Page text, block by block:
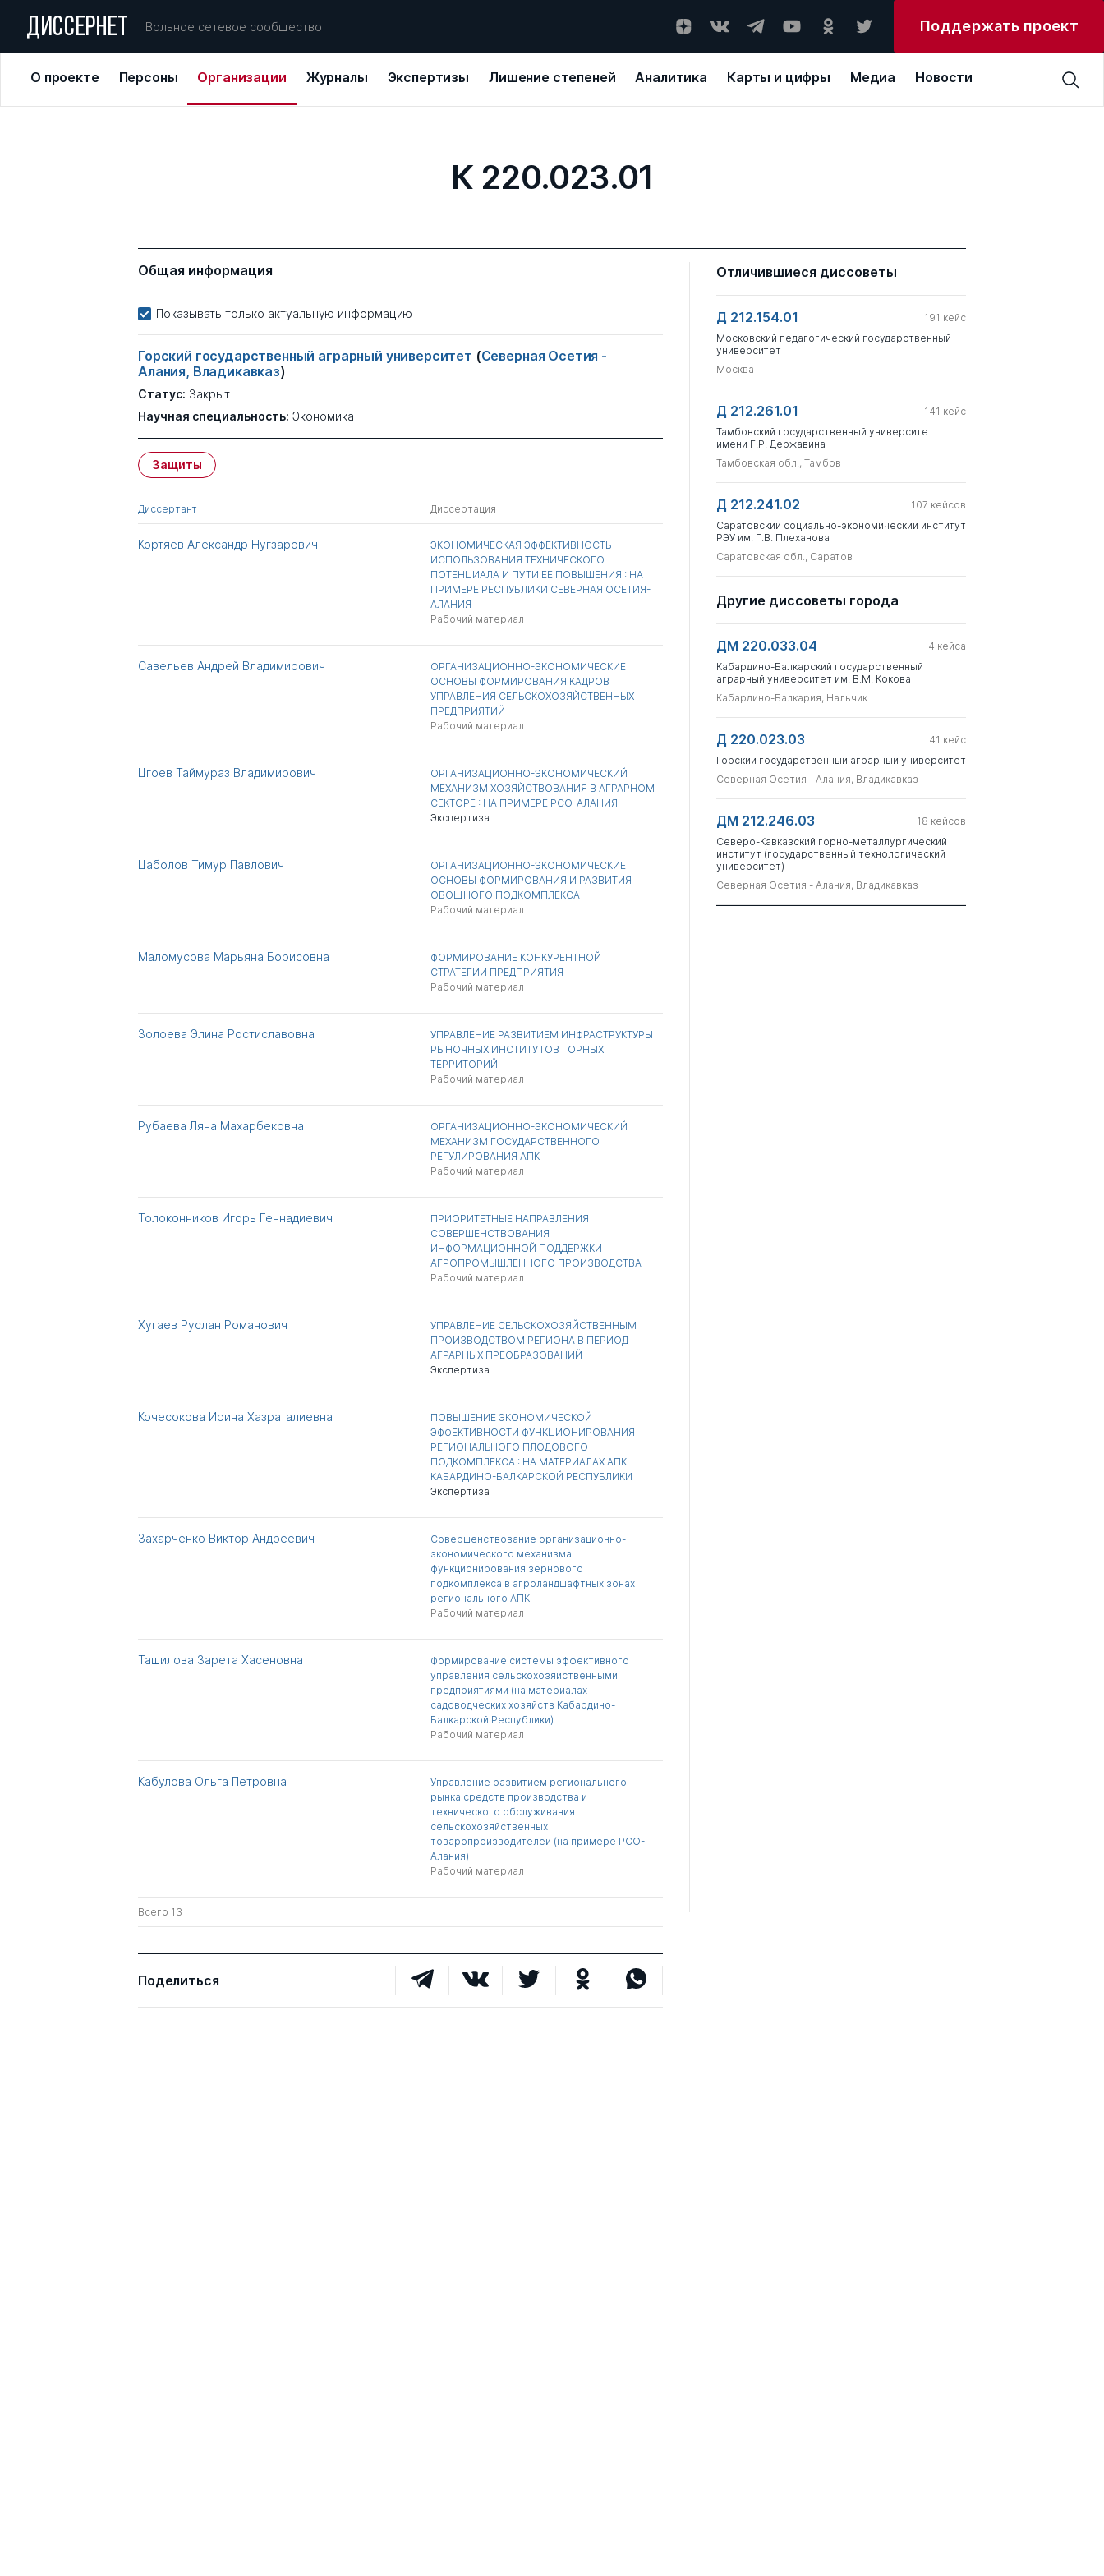
ДИССЕРНЕТ Вольное сетевое сообщество Поддержать проект
О проекте Персоны Организации Журналы Экспертизы Лишение степеней Аналитика Карты и цифры Медиа Новости
К 220.023.01
Общая информация
Показывать только актуальную информацию
Горский государственный аграрный университет (Северная Осетия -
Алания, Владикавказ)
Статус: Закрыт
Научная специальность: Экономика
Защиты
Диссертант Диссертация
Кортяев Александр Нугзарович
ЭКОНОМИЧЕСКАЯ ЭФФЕКТИВНОСТЬ
ИСПОЛЬЗОВАНИЯ ТЕХНИЧЕСКОГО
ПОТЕНЦИАЛА И ПУТИ ЕЕ ПОВЫШЕНИЯ : НА
ПРИМЕРЕ РЕСПУБЛИКИ СЕВЕРНАЯ ОСЕТИЯ-
АЛАНИЯ
Рабочий материал
Савельев Андрей Владимирович
ОРГАНИЗАЦИОННО-ЭКОНОМИЧЕСКИЕ
ОСНОВЫ ФОРМИРОВАНИЯ КАДРОВ
УПРАВЛЕНИЯ СЕЛЬСКОХОЗЯЙСТВЕННЫХ
ПРЕДПРИЯТИЙ
Рабочий материал
Цгоев Таймураз Владимирович
ОРГАНИЗАЦИОННО-ЭКОНОМИЧЕСКИЙ
МЕХАНИЗМ ХОЗЯЙСТВОВАНИЯ В АГРАРНОМ
СЕКТОРЕ : НА ПРИМЕРЕ РСО-АЛАНИЯ
Экспертиза
Цаболов Тимур Павлович
ОРГАНИЗАЦИОННО-ЭКОНОМИЧЕСКИЕ
ОСНОВЫ ФОРМИРОВАНИЯ И РАЗВИТИЯ
ОВОЩНОГО ПОДКОМПЛЕКСА
Рабочий материал
Маломусова Марьяна Борисовна
ФОРМИРОВАНИЕ КОНКУРЕНТНОЙ
СТРАТЕГИИ ПРЕДПРИЯТИЯ
Рабочий материал
Золоева Элина Ростиславовна
УПРАВЛЕНИЕ РАЗВИТИЕМ ИНФРАСТРУКТУРЫ
РЫНОЧНЫХ ИНСТИТУТОВ ГОРНЫХ
ТЕРРИТОРИЙ
Рабочий материал
Рубаева Ляна Махарбековна
ОРГАНИЗАЦИОННО-ЭКОНОМИЧЕСКИЙ
МЕХАНИЗМ ГОСУДАРСТВЕННОГО
РЕГУЛИРОВАНИЯ АПК
Рабочий материал
Толоконников Игорь Геннадиевич
ПРИОРИТЕТНЫЕ НАПРАВЛЕНИЯ
СОВЕРШЕНСТВОВАНИЯ
ИНФОРМАЦИОННОЙ ПОДДЕРЖКИ
АГРОПРОМЫШЛЕННОГО ПРОИЗВОДСТВА
Рабочий материал
Хугаев Руслан Романович
УПРАВЛЕНИЕ СЕЛЬСКОХОЗЯЙСТВЕННЫМ
ПРОИЗВОДСТВОМ РЕГИОНА В ПЕРИОД
АГРАРНЫХ ПРЕОБРАЗОВАНИЙ
Экспертиза
Кочесокова Ирина Хазраталиевна
ПОВЫШЕНИЕ ЭКОНОМИЧЕСКОЙ
ЭФФЕКТИВНОСТИ ФУНКЦИОНИРОВАНИЯ
РЕГИОНАЛЬНОГО ПЛОДОВОГО
ПОДКОМПЛЕКСА : НА МАТЕРИАЛАХ АПК
КАБАРДИНО-БАЛКАРСКОЙ РЕСПУБЛИКИ
Экспертиза
Захарченко Виктор Андреевич
Совершенствование организационно-
экономического механизма
функционирования зернового
подкомплекса в агроландшафтных зонах
регионального АПК
Рабочий материал
Ташилова Зарета Хасеновна
Формирование системы эффективного
управления сельскохозяйственными
предприятиями (на материалах
садоводческих хозяйств Кабардино-
Балкарской Республики)
Рабочий материал
Кабулова Ольга Петровна
Управление развитием регионального
рынка средств производства и
технического обслуживания
сельскохозяйственных
товаропроизводителей (на примере РСО-
Алания)
Рабочий материал
Всего 13
Поделиться
Отличившиеся диссоветы
Д 212.154.01 191 кейс
Московский педагогический государственный
университет
Москва
Д 212.261.01 141 кейс
Тамбовский государственный университет
имени Г.Р. Державина
Тамбовская обл., Тамбов
Д 212.241.02 107 кейсов
Саратовский социально-экономический институт
РЭУ им. Г.В. Плеханова
Саратовская обл., Саратов
Другие диссоветы города
ДМ 220.033.04 4 кейса
Кабардино-Балкарский государственный
аграрный университет им. В.М. Кокова
Кабардино-Балкария, Нальчик
Д 220.023.03 41 кейс
Горский государственный аграрный университет
Северная Осетия - Алания, Владикавказ
ДМ 212.246.03 18 кейсов
Северо-Кавказский горно-металлургический
институт (государственный технологический
университет)
Северная Осетия - Алания, Владикавказ